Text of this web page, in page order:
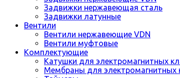
Задвижки нержавеющая сталь
Задвижки латунные
Вентили
Вентили нержавеющие VDN
Вентили муфтовые
Комплектующие
Катушки для электромагнитных
Мембраны для электромагнитных